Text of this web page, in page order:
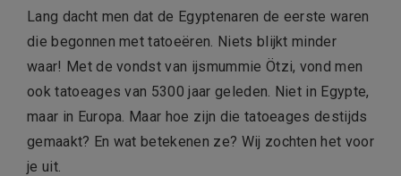
Lang dacht men dat de Egyptenaren de eerste waren
die begonnen met tatoeëren. Niets blijkt minder
waar! Met de vondst van ijsmummie Ötzi, vond men
ook tatoeages van 5300 jaar geleden. Niet in Egypte,
maar in Europa. Maar hoe zijn die tatoeages destijds
gemaakt? En wat betekenen ze? Wij zochten het voor
je uit.